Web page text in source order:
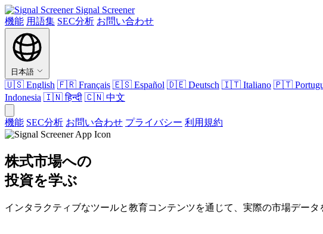
Signal Screener
機能 用語集 SEC分析 お問い合わせ
日本語
🇺🇸 English 🇫🇷 Français 🇪🇸 Español 🇩🇪 Deutsch 🇮🇹 Italiano 🇵🇹
Indonesia 🇮🇳हिन्दी 🇨🇳 中文
機能 SEC分析 お問い合わせ プライバシー 利用規約
株式市場への
投資を学ぶ
インタラクティブなツールと教育コンテンツを通じて、実際の市場デー